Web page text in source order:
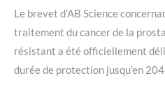
Le brevet d’AB Science
traitement du cancer de la
résistant a été officiellement
durée de protection jusqu’en